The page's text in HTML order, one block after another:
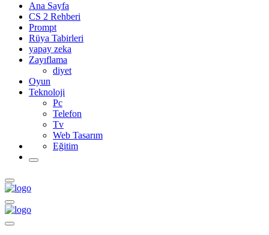
Ana Sayfa
CS 2 Rehberi
Prompt
Rüya Tabirleri
yapay zeka
Zayıflama
diyet
Oyun
Teknoloji
Pc
Telefon
Tv
Web Tasarım
Eğitim